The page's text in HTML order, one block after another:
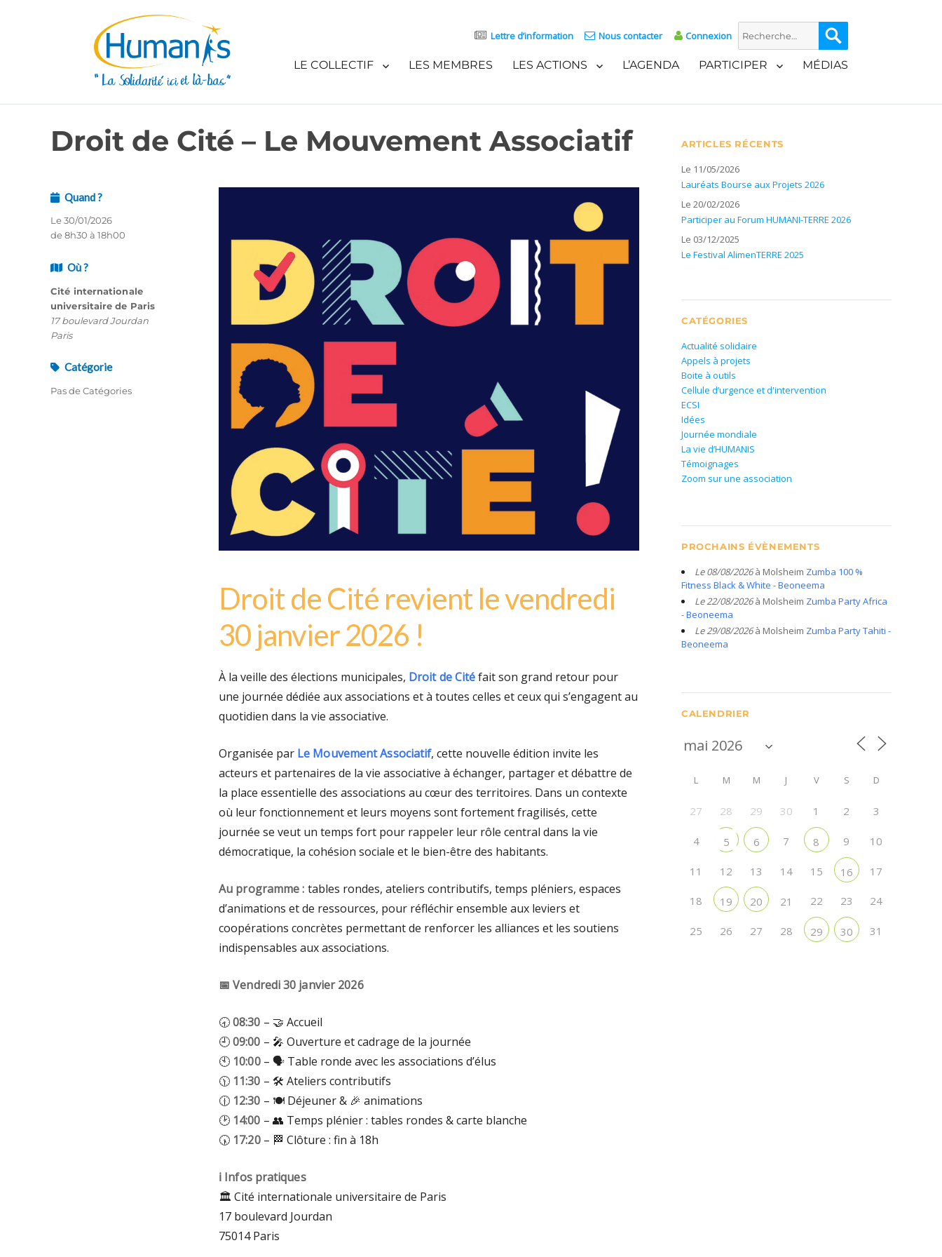
Lettre d’information Nous contacter Connexion
Recherche
pour :
LE COLLECTIF LES MEMBRES LES ACTIONS L’AGENDA PARTICIPER MÉDIAS
Droit de Cité – Le Mouvement Associatif
Droit de Cité revient le vendredi
30 janvier 2026 !
À la veille des élections municipales, Droit de Citéfait son grand retour pour
une journée dédiée aux associations et à toutes celles et ceux qui s’engagent au
quotidien dans la vie associative.
Organisée par Le Mouvement Associatif, cette nouvelle édition invite les
acteurs et partenaires de la vie associative à échanger, partager et débattre de
la place essentielle des associations au cœur des territoires. Dans un contexte
où leur fonctionnement et leurs moyens sont fortement fragilisés, cette
journée se veut un temps fort pour rappeler leur rôle central dans la vie
démocratique, la cohésion sociale et le bien-être des habitants.
Au programme : tables rondes, ateliers contributifs, temps pléniers, espaces
d’animations et de ressources, pour réfléchir ensemble aux leviers et
coopérations concrètes permettant de renforcer les alliances et les soutiens
indispensables aux associations.
📅 Vendredi 30 janvier 2026
🕣08:30 – 🤝 Accueil
🕘09:00 – 🎤 Ouverture et cadrage de la journée
🕙 10:00– 🗣️ Table ronde avec les associations d’élus
🕦 11:30 – 🛠️ Ateliers contributifs
🕧 12:30 – 🍽️ Déjeuner & 🎉 animations
🕑 14:00 – 👥 Temps plénier : tables rondes & carte blanche
🕠 17:20– 🏁 Clôture : fin à 18h
ℹ️ Infos pratiques
🏛️ Cité internationale universitaire de Paris
17 boulevard Jourdan
75014 Paris
Quand ?
Le 30/01/2026
de 8h30 à 18h00
Où ?
Cité internationale
universitaire de Paris
17 boulevard Jourdan
Paris
Catégorie
Pas de Catégories
ARTICLES RÉCENTS
Le 11/05/2026
Lauréats Bourse aux Projets 2026
Le 20/02/2026
Participer au Forum HUMANI-TERRE 2026
Le 03/12/2025
Le Festival AlimenTERRE 2025
CATÉGORIES
Actualité solidaire
Appels à projets
Boite à outils
Cellule d’urgence et d'intervention
ECSI
Idées
Journée mondiale
La vie d’HUMANIS
Témoignages
Zoom sur une association
PROCHAINS ÉVÈNEMENTS
Le 08/08/2026à Molsheim Zumba 100 %
Fitness Black & White - Beoneema
Le 22/08/2026à Molsheim Zumba Party Africa
- Beoneema
Le 29/08/2026à Molsheim Zumba Party Tahiti -
Beoneema
CALENDRIER
L M M J V S D
27 28 29 30 1 2 3
4 5 6 7 8 9 10
11 12 13 14 15 16 17
18 19 20 21 22 23 24
25 26 27 28 29 30 31